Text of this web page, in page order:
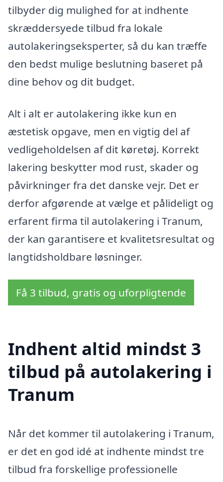
tilbyder dig mulighed for at indhente
skræddersyede tilbud fra lokale
autolakeringseksperter, så du kan træffe
den bedst mulige beslutning baseret på
dine behov og dit budget.
Alt i alt er autolakering ikke kun en
æstetisk opgave, men en vigtig del af
vedligeholdelsen af dit køretøj. Korrekt
lakering beskytter mod rust, skader og
påvirkninger fra det danske vejr. Det er
derfor afgørende at vælge et pålideligt og
erfarent firma til autolakering i Tranum,
der kan garantisere et kvalitetsresultat og
langtidsholdbare løsninger.
Få 3 tilbud, gratis og uforpligtende
Indhent altid mindst 3
tilbud på autolakering i
Tranum
Når det kommer til autolakering i Tranum,
er det en god idé at indhente mindst tre
tilbud fra forskellige professionelle